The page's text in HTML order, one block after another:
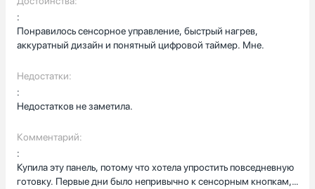
посуды, регулировка мощности удобная. Я довольна
покупкой.
:
Понравилось сенсорное управление, быстрый нагрев,
аккуратный дизайн и понятный цифровой таймер. Мне.
Недостатки:
:
Недостатков не заметила.
Комментарий:
:
Купила эту панель, потому что хотела упростить повседневную
готовку. Первые дни было непривычно к сенсорным кнопкам,